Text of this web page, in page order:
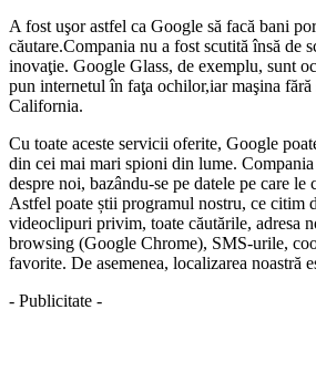
A fost uşor astfel ca Google să facă bani
căutare.Compania nu a fost scutită însă de
inovaţie. Google Glass, de exemplu, sunt
pun internetul în faţa ochilor,iar maşina fără
California.
Cu toate aceste servicii oferite, Google
din cei mai mari spioni din lume.
despre noi, bazându-se pe datele pe care le
Astfel poate știi programul nostru, ce citim
videoclipuri privim, toate căutările, adresa
browsing (Google Chrome), SMS-urile,
favorite. De asemenea, localizarea noastră
- Publicitate -